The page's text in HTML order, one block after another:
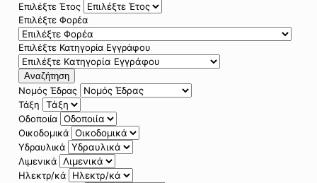
Επιλέξτε Έτος
Επιλέξτε Φορέα
Επιλέξτε Κατηγορία Εγγράφου
Αναζήτηση
Νομός Έδρας
Τάξη
Οδοποιία
Οικοδομικά
Υδραυλικά
Λιμενικά
Ηλεκτρ/κά